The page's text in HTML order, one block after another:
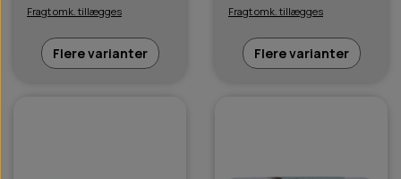
Fragt omk. tillægges
Flere varianter
Fragt omk. tillægges
Flere varianter